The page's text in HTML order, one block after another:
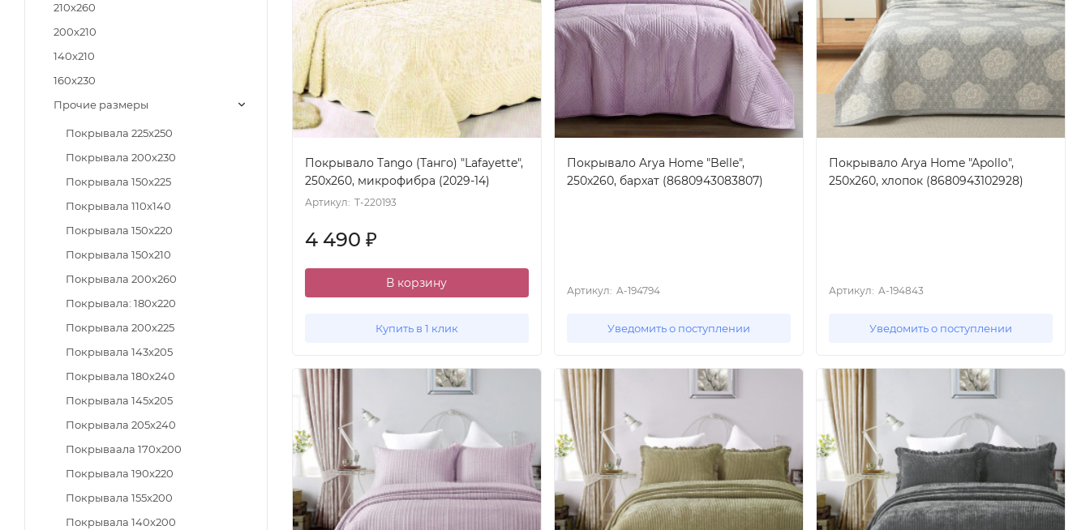
210x260
200x210
140x210
160x230
Прочие размеры
Покрывала 225x250
Покрывала 200x230
Покрывала 150x225
Покрывала 110x140
Покрывала 150x220
Покрывала 150x210
Покрывала 200x260
Покрывала: 180x220
Покрывала 200x225
Покрывала 143x205
Покрывала 180x240
Покрывала 145x205
Покрывала 205x240
Покрываала 170x200
Покрывала 190x220
Покрывала 155x200
Покрывала 140x200
Покрывало Tango (Танго) "Lafayette",
250x260, микрофибра (2029-14)
Артикул: T-220193
4 490 ₽
В корзину
Купить в 1 клик
Покрывало Arya Home "Belle",
250x260, бархат (8680943083807)
Артикул: A-194794
Уведомить о поступлении
Покрывало Arya Home "Apollo",
250x260, хлопок (8680943102928)
Артикул: A-194843
Уведомить о поступлении